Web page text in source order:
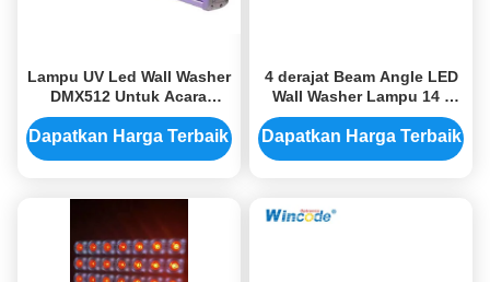
Lampu UV Led Wall Washer
DMX512 Untuk Acara
Pernikahan / Restoran
Bangunan
Dapatkan Harga Terbaik
4 derajat Beam Angle LED
Wall Washer Lampu 14 *
3Watt LED Pixel Mapping
Bar Light
Dapatkan Harga Terbaik